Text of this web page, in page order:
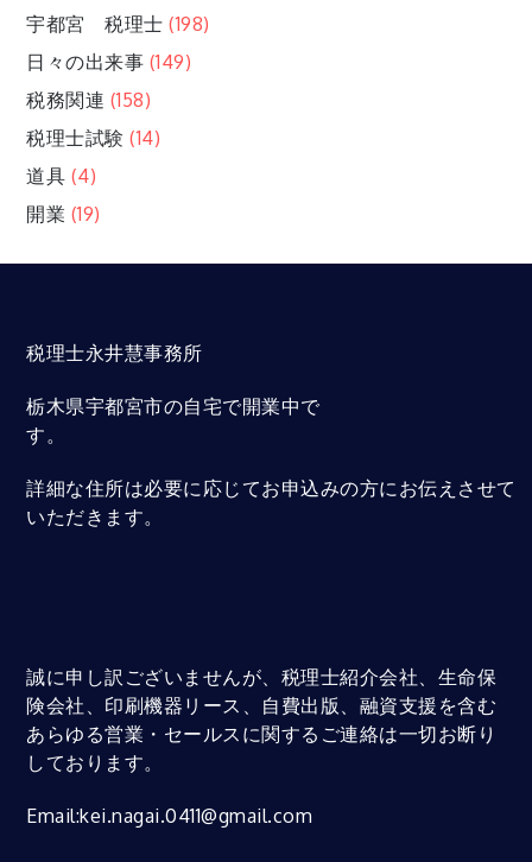
宇都宮 税理士 (198)
日々の出来事 (149)
税務関連 (158)
税理士試験 (14)
道具 (4)
開業 (19)
税理士永井慧事務所
栃木県宇都宮市の自宅で開業中で
す。
詳細な住所は必要に応じてお申込みの方にお伝えさせて
いただきます。
誠に申し訳ございませんが、税理士紹介会社、生命保
険会社、印刷機器リース、自費出版、融資支援を含む
あらゆる営業・セールスに関するご連絡は一切お断り
しております。
Email:kei.nagai.0411@gmail.com